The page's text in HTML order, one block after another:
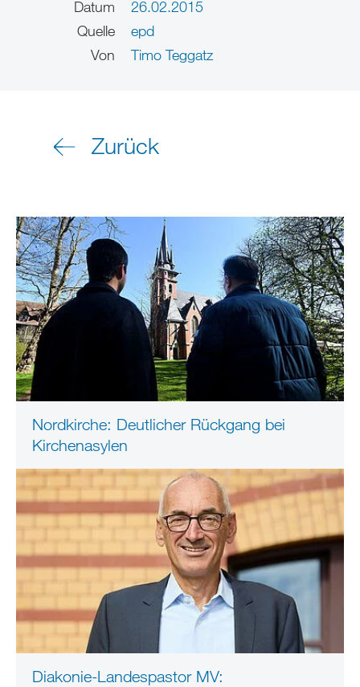
Datum
26.02.2015
Quelle
epd
Von
Timo Teggatz
Zurück
Nordkirche: Deutlicher Rückgang bei
Kirchenasylen
Diakonie-Landespastor MV: